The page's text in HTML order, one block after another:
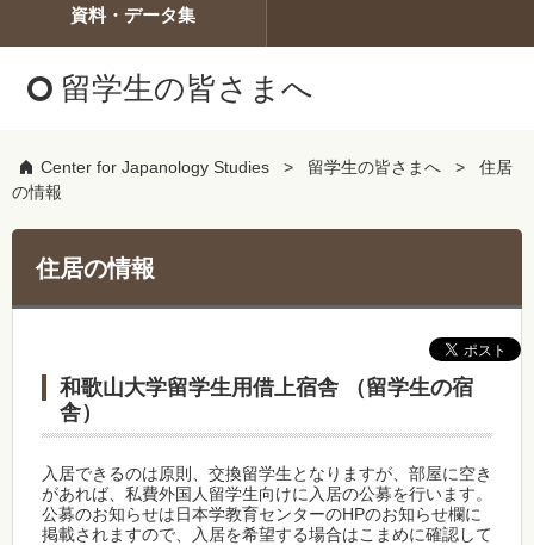
資料・データ集
留学生の皆さまへ
Center for Japanology Studies 留学生の皆さまへ
住居
の情報
住居の情報
和歌山大学留学生用借上宿舎 （留学生の宿
舎）
入居できるのは原則、交換留学生となりますが、部屋に空き
があれば、私費外国人留学生向けに入居の公募を行います。
公募のお知らせは日本学教育センターのHPのお知らせ欄に
掲載されますので、入居を希望する場合はこまめに確認して